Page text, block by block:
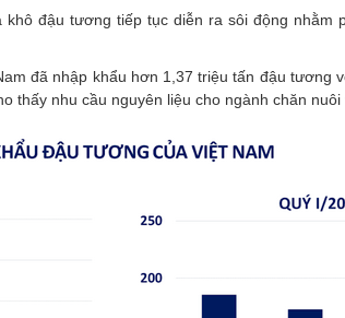
khô đậu tương tiếp tục diễn ra sôi động nhằm
đã nhập khẩu hơn 1,37 triệu tấn đậu tương
thấy nhu cầu nguyên liệu cho ngành chăn